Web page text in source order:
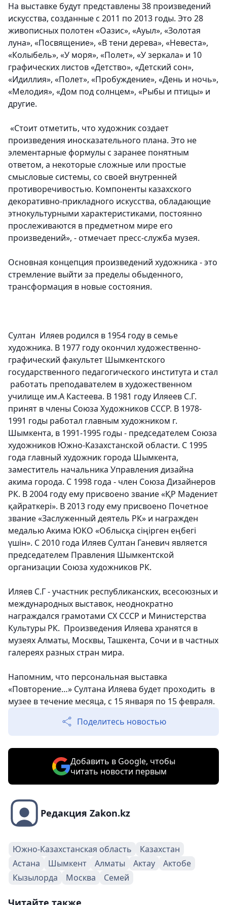
На выставке будут представлены 38 произведений
искусства, созданные с 2011 по 2013 годы. Это 28
живописных полотен «Оазис», «Ауыл», «Золотая
луна», «Посвящение», «В тени дерева», «Невеста»,
«Колыбель», «У моря», «Полет», «У зеркала» и 10
графических листов «Детство», «Детский сон»,
«Идиллия», «Полет», «Пробуждение», «День и ночь»,
«Мелодия», «Дом под солнцем», «Рыбы и птицы» и
другие.
«Стоит отметить, что художник создает
произведения иносказательного плана. Это не
элементарные формулы с заранее понятным
ответом, а некоторые сложные или простые
смысловые системы, со своей внутренней
противоречивостью. Компоненты казахского
декоративно-прикладного искусства, обладающие
этнокультурными характеристиками, постоянно
прослеживаются в предметном мире его
произведений», - отмечает пресс-служба музея.
Основная концепция произведений художника - это
стремление выйти за пределы обыденного,
трансформация в новые состояния.
Султан Иляев родился в 1954 году в семье
художника. В 1977 году окончил художественно-
графический факультет Шымкентского
государственного педагогического института и стал
работать преподавателем в художественном
училище им.А Кастеева. В 1981 году Иляеев С.Г.
принят в члены Союза Художников СССР. В 1978-
1991 годы работал главным художником г.
Шымкента, в 1991-1995 годы - председателем Союза
художников Южно-Казахстанской области. С 1995
года главный художник города Шымкента,
заместитель начальника Управления дизайна
акима города. С 1998 года - член Союза Дизайнеров
РК. В 2004 году ему присвоено звание «ҚР Мәдениет
қайраткері». В 2013 году ему присвоено Почетное
звание «Заслуженный деятель РК» и награжден
медалью Акима ЮКО «Облысқа сіңірген еңбегі
үшін». С 2010 года Иляев Султан Ганевич является
председателем Правления Шымкентской
организации Союза художников РК.
Иляев С.Г - участник республиканских, всесоюзных и
международных выставок, неоднократно
награждался грамотами СХ СССР и Министерства
Культуры РК. Произведения Иляева хранятся в
музеях Алматы, Москвы, Ташкента, Сочи и в частных
галереях разных стран мира.
Напомним, что персональная выставка
«Повторение…» Султана Иляева будет проходить в
музее в течение месяца, с 15 января по 15 февраля.
Поделитесь новостью
Добавить в Google, чтобы
читать новости первым
Редакция Zakon.kz
Южно-Казахстанская область
Казахстан
Астана
Шымкент Алматы Актау
Актобе
Кызылорда
Москва Семей
Читайте также